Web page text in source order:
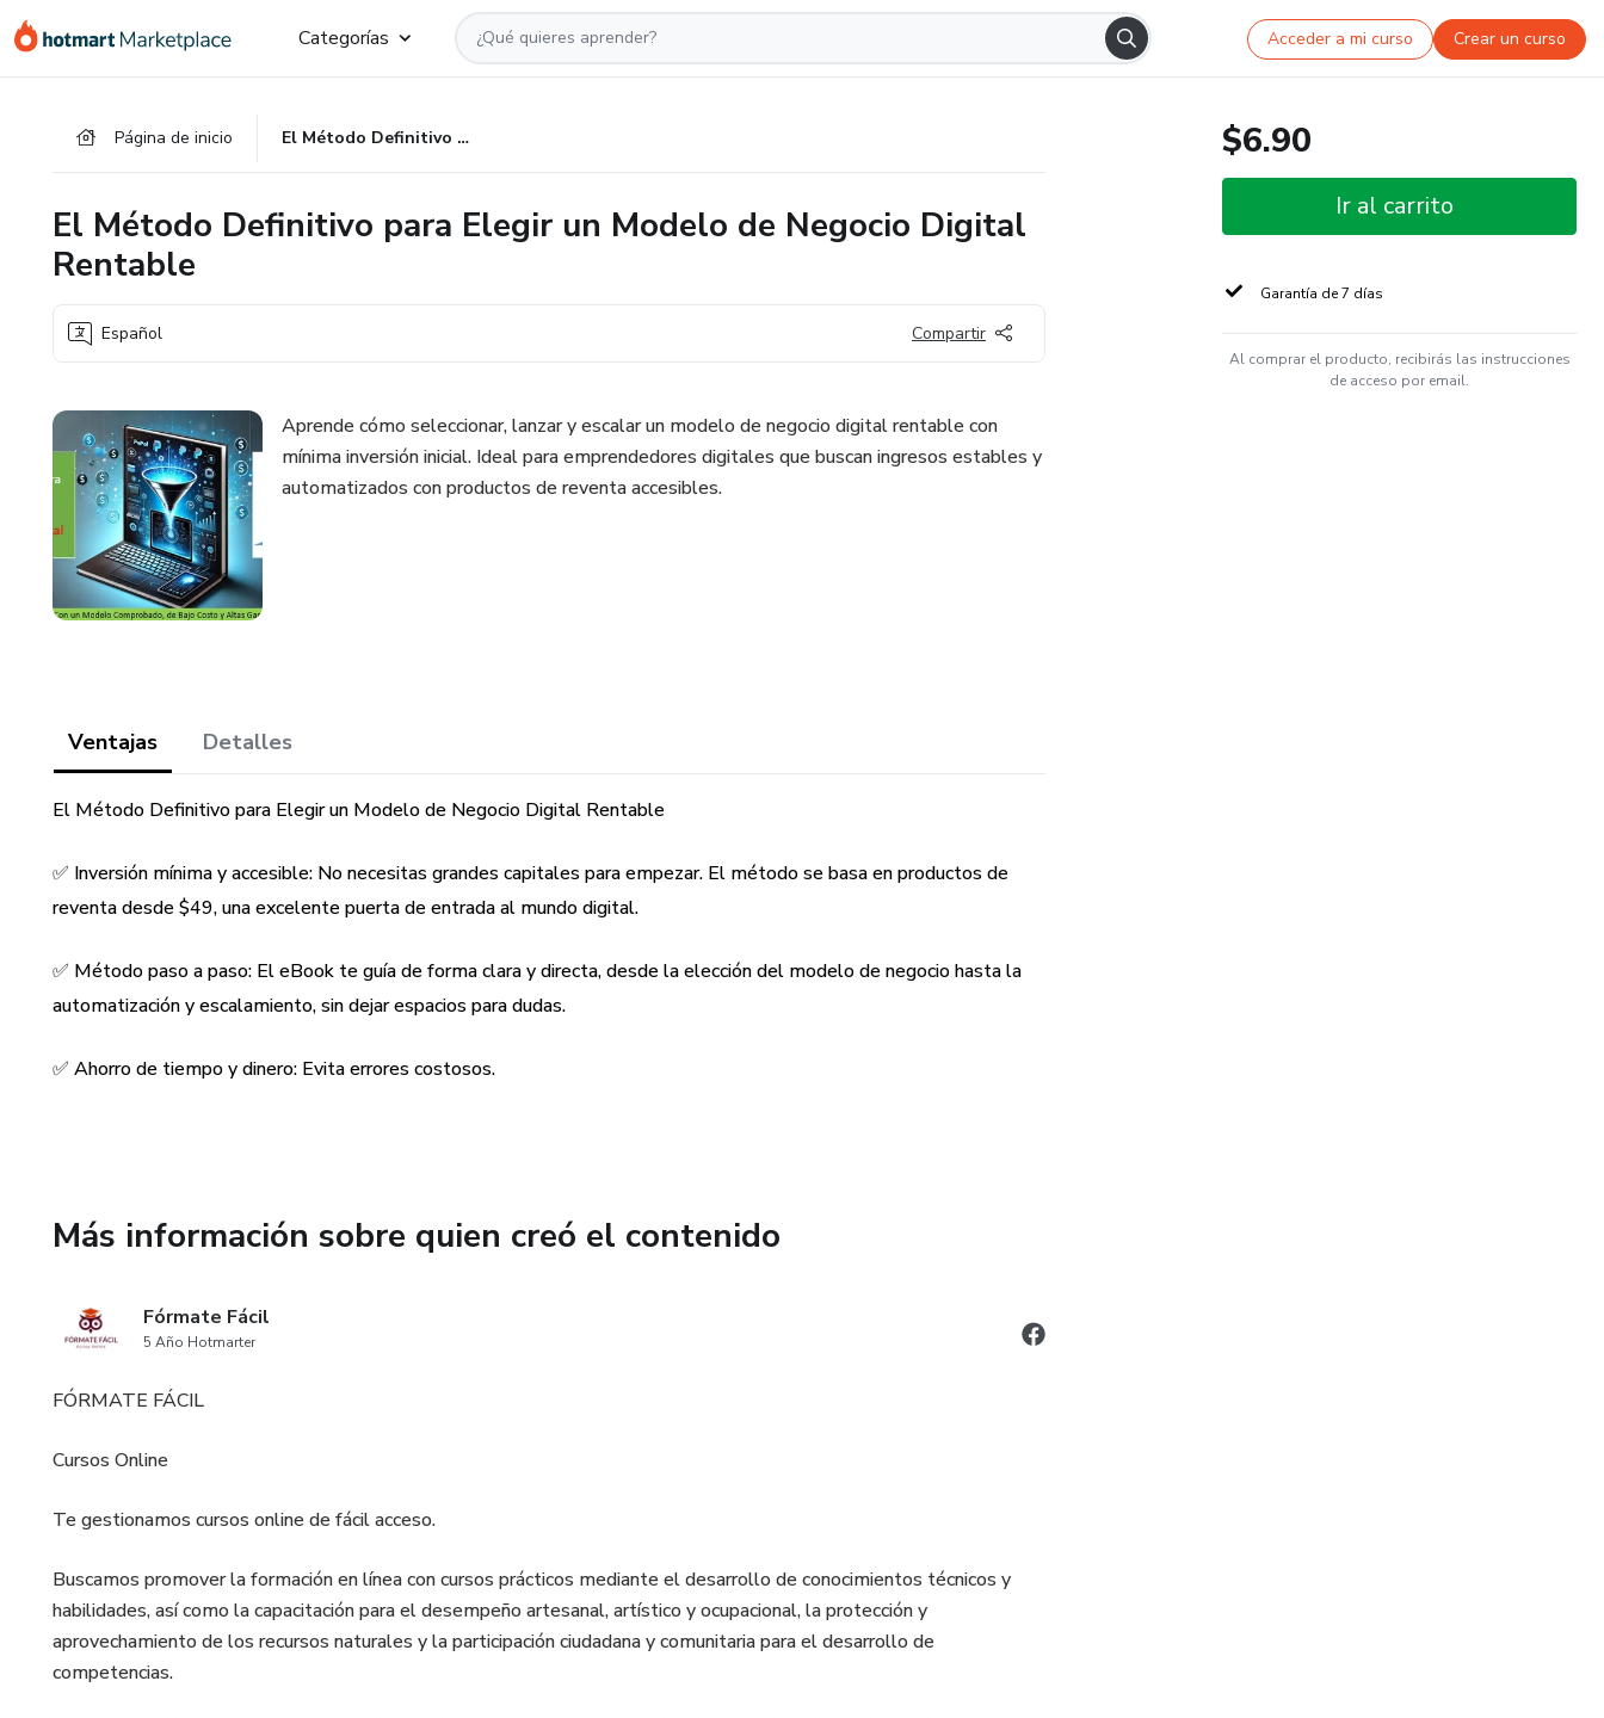
Categorías Acceder a mi curso Crear un curso
Página de inicio El Método Definitivo para Elegir un Modelo de Negocio Digital Rentable
El Método Definitivo para Elegir un Modelo de Negocio Digital
Rentable
Español Compartir
Aprende cómo seleccionar, lanzar y escalar un modelo de negocio digital rentable con
mínima inversión inicial. Ideal para emprendedores digitales que buscan ingresos estables y
automatizados con productos de reventa accesibles.
Ventajas Detalles
El Método Definitivo para Elegir un Modelo de Negocio Digital Rentable
✅ Inversión mínima y accesible: No necesitas grandes capitales para empezar. El método se basa en productos de
reventa desde $49, una excelente puerta de entrada al mundo digital.
✅ Método paso a paso: El eBook te guía de forma clara y directa, desde la elección del modelo de negocio hasta la
automatización y escalamiento, sin dejar espacios para dudas.
✅ Ahorro de tiempo y dinero: Evita errores costosos.
Más información sobre quien creó el contenido
Fórmate Fácil
5 Año Hotmarter
FÓRMATE FÁCIL
Cursos Online
Te gestionamos cursos online de fácil acceso.
Buscamos promover la formación en línea con cursos prácticos mediante el desarrollo de conocimientos técnicos y
habilidades, así como la capacitación para el desempeño artesanal, artístico y ocupacional, la protección y
aprovechamiento de los recursos naturales y la participación ciudadana y comunitaria para el desarrollo de
competencias.
$6.90
Ir al carrito
Garantía de 7 días
Al comprar el producto, recibirás las instrucciones
de acceso por email.